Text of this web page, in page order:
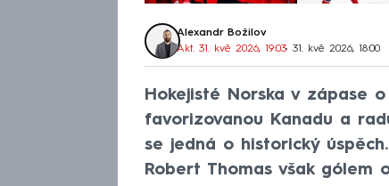
Alexandr Božilov
Akt. 31. kvě 2026, 19:03• 31. kvě 2026, 18:00
Hokejisté Norska v zápase
favorizovanou Kanadu a
se jedná o historický
Robert Thomas však gólem